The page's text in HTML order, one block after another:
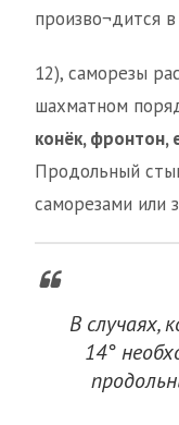
произво¬дится
12), саморезы
шахматном
конёк, фронтон,
Продольный
саморезами или
В случаях,
14°